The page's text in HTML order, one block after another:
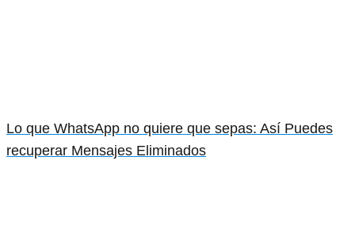
Lo que WhatsApp no quiere que sepas: Así Puedes
recuperar Mensajes Eliminados